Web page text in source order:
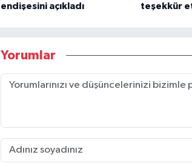
endişesini açıkladı
teşekkür
Yorumlar